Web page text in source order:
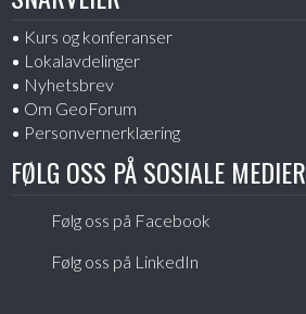
Kurs og konferanser
Lokalavdelinger
Nyhetsbrev
Om GeoForum
Personvernerklæring
FØLG OSS PÅ SOSIALE MEDIER
Følg oss på Facebook
Følg oss på LinkedIn